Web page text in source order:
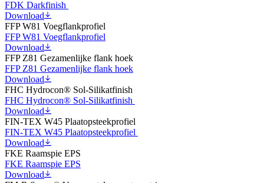
FDK Darkfinish
Download
FFP W81 Voegflankprofiel
FFP W81 Voegflankprofiel
Download
FFP Z81 Gezamenlijke flank hoek
FFP Z81 Gezamenlijke flank hoek
Download
FHC Hydrocon® Sol-Silikatfinish
FHC Hydrocon® Sol-Silikatfinish
Download
FIN-TEX W45 Plaatopsteekprofiel
FIN-TEX W45 Plaatopsteekprofiel
Download
FKE Raamspie EPS
FKE Raamspie EPS
Download